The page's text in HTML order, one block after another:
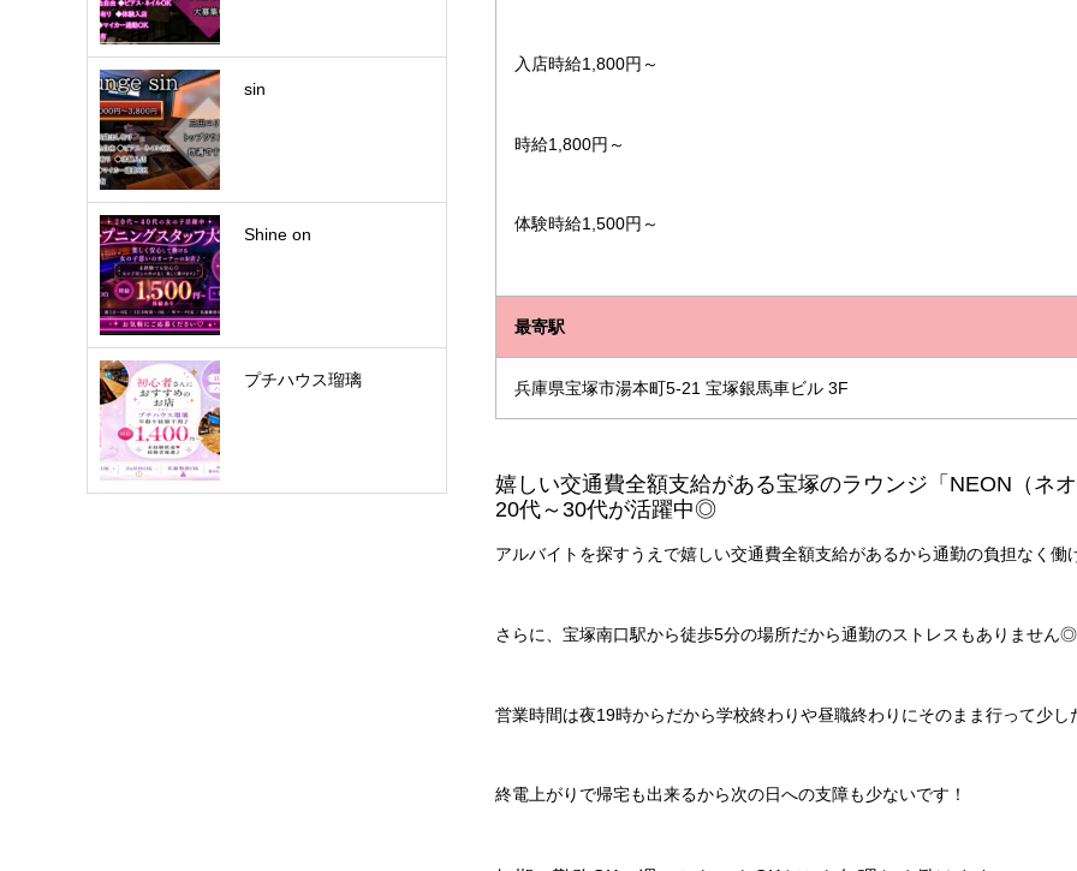
入店時給1,800円～
時給1,800円～
体験時給1,500円～
最寄駅
兵庫県宝塚市湯本町5-21 宝塚銀馬車ビル 3F
嬉しい交通費全額支給がある宝塚のラウンジ「NEON（ネオ
20代～30代が活躍中◎
アルバイトを探すうえで嬉しい交通費全額支給があるから通勤の負担なく
さらに、宝塚南口駅から徒歩5分の場所だから通勤のストレスもありません◎
営業時間は夜19時からだから学校終わりや昼職終わりにそのまま行って少
終電上がりで帰宅も出来るから次の日への支障も少ないです！
sin
Shine on
プチハウス瑠璃